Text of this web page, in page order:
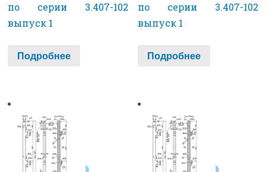
по серии 3.407-102
выпуск 1
Подробнее
по серии 3.407-102
выпуск 1
Подробнее